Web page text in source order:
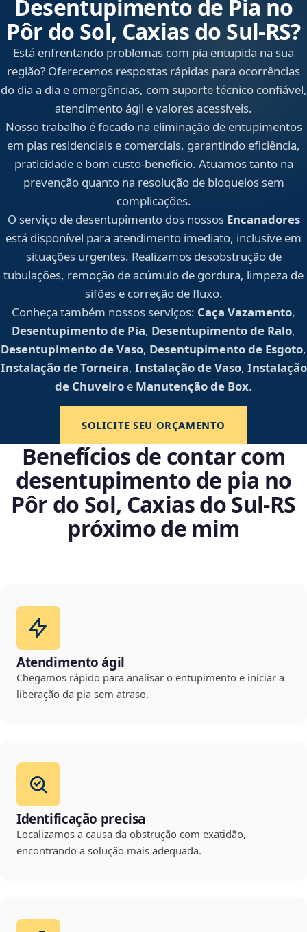
Desentupimento de Pia no
Pôr do Sol, Caxias do Sul‑RS?
Está enfrentando problemas com pia entupida na sua
região? Oferecemos respostas rápidas para ocorrências
do dia a dia e emergências, com suporte técnico confiável,
atendimento ágil e valores acessíveis.
Nosso trabalho é focado na eliminação de entupimentos
em pias residenciais e comerciais, garantindo eficiência,
praticidade e bom custo-benefício. Atuamos tanto na
prevenção quanto na resolução de bloqueios sem
complicações.
O serviço de desentupimento dos nossos Encanadores
está disponível para atendimento imediato, inclusive em
situações urgentes. Realizamos desobstrução de
tubulações, remoção de acúmulo de gordura, limpeza de
sifões e correção de fluxo.
Conheça também nossos serviços: Caça Vazamento,
Desentupimento de Pia, Desentupimento de Ralo,
Desentupimento de Vaso, Desentupimento de Esgoto,
Instalação de Torneira, Instalação de Vaso, Instalação
de Chuveiro e Manutenção de Box.
SOLICITE SEU ORÇAMENTO
Benefícios de contar com
desentupimento de pia no
Pôr do Sol, Caxias do Sul‑RS
próximo de mim
Atendimento ágil
Chegamos rápido para analisar o entupimento e iniciar a
liberação da pia sem atraso.
Identificação precisa
Localizamos a causa da obstrução com exatidão,
encontrando a solução mais adequada.